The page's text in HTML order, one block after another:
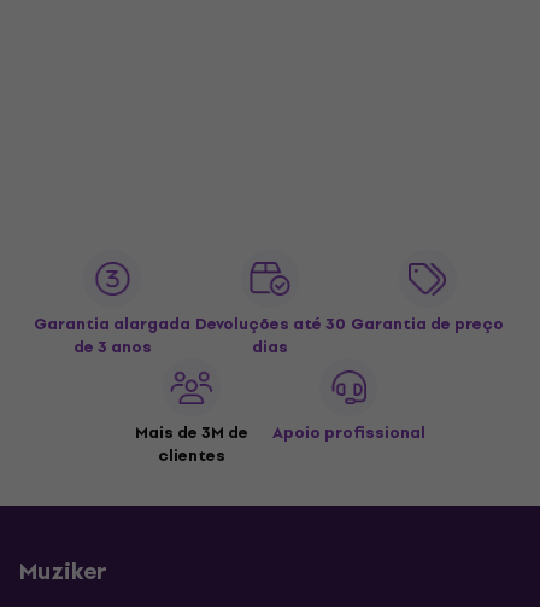
Garantia alargada
de 3 anos
Devoluções até 30
dias
Garantia de preço
Mais de 3M de
clientes
Apoio profissional
Muziker